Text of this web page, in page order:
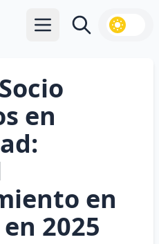
Abrir menú principal
Buscar
en
en
2025